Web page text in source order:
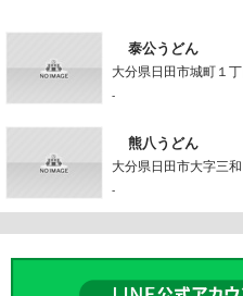
泰公うどん
大分県日田市城町１丁
-
熊八うどん
大分県日田市大字三和
-